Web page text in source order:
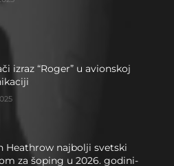
izraz “Roger” u avionskoj
Heathrow najbolji svetski
za šoping u 2026. godini-